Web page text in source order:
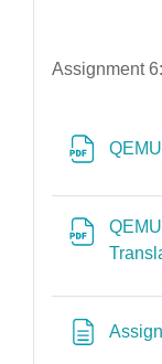
Assignment